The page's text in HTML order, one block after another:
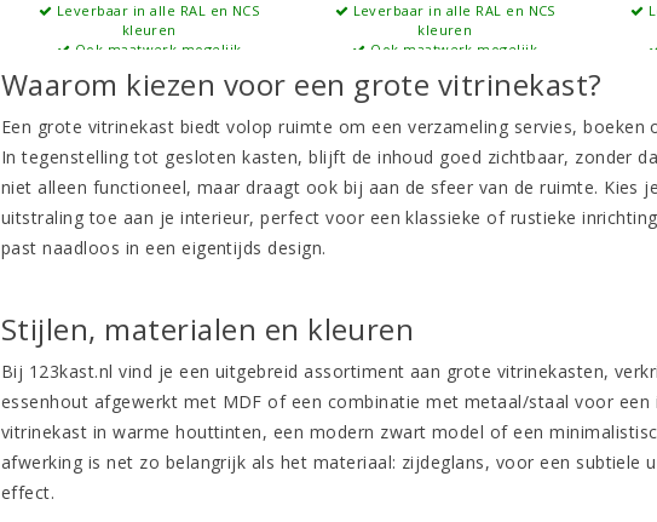
Leverbaar in alle RAL en NCS
kleuren
Ook maatwerk mogelijk
Leverbaar in alle RAL en NCS
kleuren
Ook maatwerk mogelijk
Waarom kiezen voor een grote vitrinekast?
Een grote vitrinekast biedt volop ruimte om een verzameling servies,
In tegenstelling tot gesloten kasten, blijft de inhoud goed zichtbaar, zonder
niet alleen functioneel, maar draagt ook bij aan de sfeer van de ruimte. Kies
uitstraling toe aan je interieur, perfect voor een klassieke of rustieke
past naadloos in een eigentijds design.
Stijlen, materialen en kleuren
Bij 123kast.nl vind je een uitgebreid assortiment aan grote vitrinekasten,
essenhout afgewerkt met MDF of een combinatie met metaal/staal voor een
vitrinekast in warme houttinten, een modern zwart model of een
afwerking is net zo belangrijk als het materiaal: zijdeglans, voor een subtiele
effect.